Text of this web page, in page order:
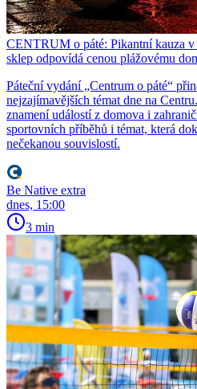
CENTRUM o páté: Pikantní kauza
sklep odpovídá cenou plážovému
Páteční vydání „Centrum o páté“
nejzajímavějších témat dne na
znamení událostí z domova i
sportovních příběhů i témat, která
nečekanou souvislostí.
Be Native extra
dnes, 15:00
3 min